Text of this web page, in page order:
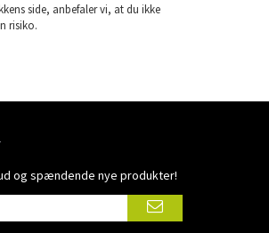
side, anbefaler vi, at du ikke
risiko.
og spændende nye produkter!